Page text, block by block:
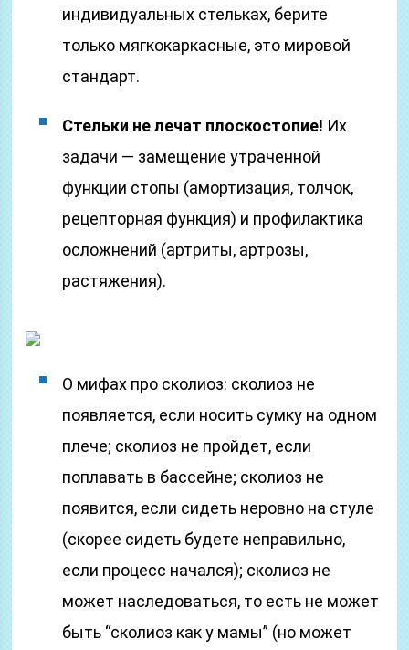
индивидуальных стельках, берите
только мягкокаркасные, это мировой
стандарт.
Стельки не лечат плоскостопие! Их
задачи — замещение утраченной
функции стопы (амортизация, толчок,
рецепторная функция) и профилактика
осложнений (артриты, артрозы,
растяжения).
О мифах про сколиоз: сколиоз не
появляется, если носить сумку на одном
плече; сколиоз не пройдет, если
поплавать в бассейне; сколиоз не
появится, если сидеть неровно на стуле
(скорее сидеть будете неправильно,
если процесс начался); сколиоз не
может наследоваться, то есть не может
быть “сколиоз как у мамы” (но может